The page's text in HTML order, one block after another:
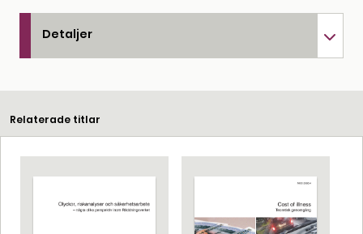
Detaljer
Relaterade titlar